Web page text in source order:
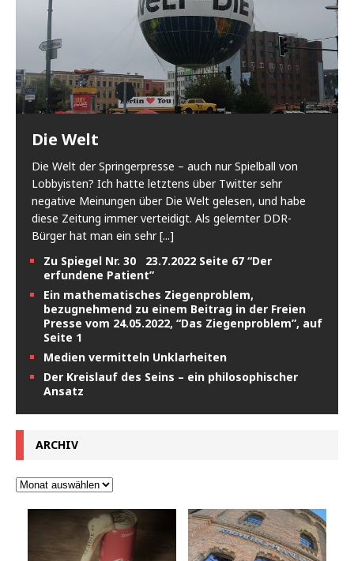
Die Welt
Die Welt der Springerpresse – auch nur Spielball von
Lobbyisten? Ich hatte letztens über Twitter sehr
negative Meinungen über Die Welt gelesen, und habe
diese Zeitung immer verteidigt. Als gelernter DDR-
Bürger hat man ein sehr[...]
Zu Spiegel Nr. 30 23.7.2022 Seite 67 “Der
erfundene Patient”
Ein mathematisches Ziegenproblem,
bezugnehmend zu einem Beitrag in der Freien
Presse vom 24.05.2022, “Das Ziegenproblem”, auf
Seite 1
Medien vermitteln Unklarheiten
Der Kreislauf des Seins – ein philosophischer
Ansatz
ARCHIV